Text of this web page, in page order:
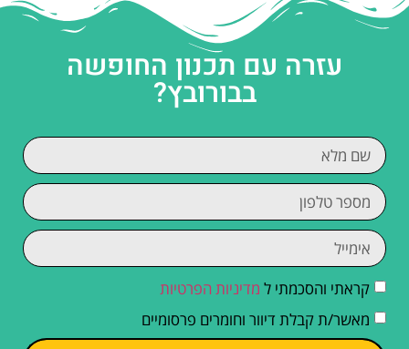
עזרה עם תכנון החופשה
בבורובץ?
קראתי והסכמתי ל מדיניות הפרטיות
מאשר/ת קבלת דיוור וחומרים פרסומיים